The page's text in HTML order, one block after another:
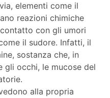
elementi come il
reazioni chimiche
con gli umori
il sudore. Infatti, il
sostanza che, in
gli occhi, le mucose del
alla propria